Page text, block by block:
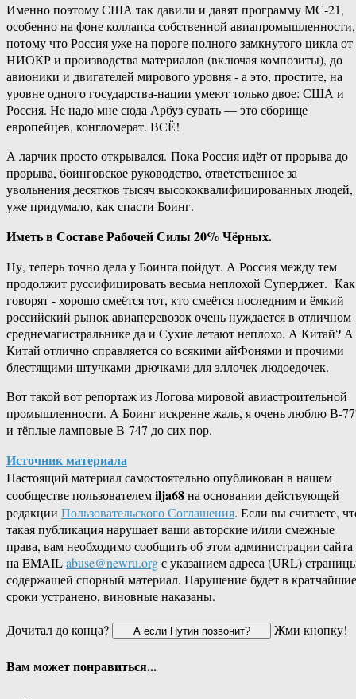
Именно поэтому США так давили и давят программу МС-21,
особенно на фоне коллапса собственной авиапромышленности,
потому что Россия уже на пороге полного замкнутого цикла от
НИОКР и производства материалов (включая композиты), до
авионики и двигателей мирового уровня ​- а это, простите, на
уровне одного государства-​нации умеют только двое: США и
Россия. Не надо мне сюда Арбуз сувать — это сборище
европейцев, конгломерат. ВСЁ!
А ларчик просто открывался. Пока Россия идёт от прорыва до
прорыва, боинговское руководство, ответственное за
увольнения десятков тысяч высококвалифицированных людей,
уже придумало, как спасти Боинг.
Иметь в Составе Рабочей Силы 20% Чёрных.
Ну, теперь точно дела у Боинга пойдут. А Россия между тем
продолжит русcифицировать весьма неплохой Суперджет. Как
говорят ​- хорошо смеётся тот, кто смеётся последним и ёмкий
российский рынок авиаперевозок очень нуждается в отличном
среднемагистральнике да и Сухие летают неплохо. А Китай? А
Китай отлично справляется со всякими айФонями и прочими
блестящими штучками-​дрючками для эллочек-людоедочек.
Вот такой вот репортаж из Логова мировой авиастроительной
промышленности. А Боинг искренне жаль, я очень люблю В-
и тёплые ламповые В-747 до сих пор.
Источник материала
Настоящий материал самостоятельно опубликован в нашем
сообществе пользователемilja68на основании действующей
редакции Пользовательского Соглашения. Если вы считаете,
такая публикация нарушает ваши авторские и/или смежные
права, вам необходимо сообщить об этом администрации сайта
на EMAILabuse@newru.orgс указанием адреса (URL)
содержащей спорный материал. Нарушение будет в кратчайшие
сроки устранено, виновные наказаны.
Дочитал до конца?
Жми кнопку!
Вам может понравиться...